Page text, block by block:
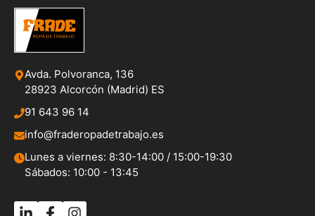
Avda. Polvoranca, 136
28923 Alcorcón (Madrid) ES
91 643 96 14
info@fraderopadetrabajo.es
Lunes a viernes: 8:30-14:00 / 15:00-19:30
Sábados: 10:00 - 13:45